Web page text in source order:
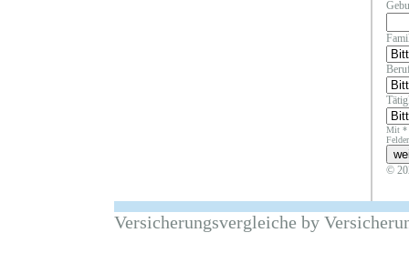
Mit *
©
Versicherungsvergleiche by